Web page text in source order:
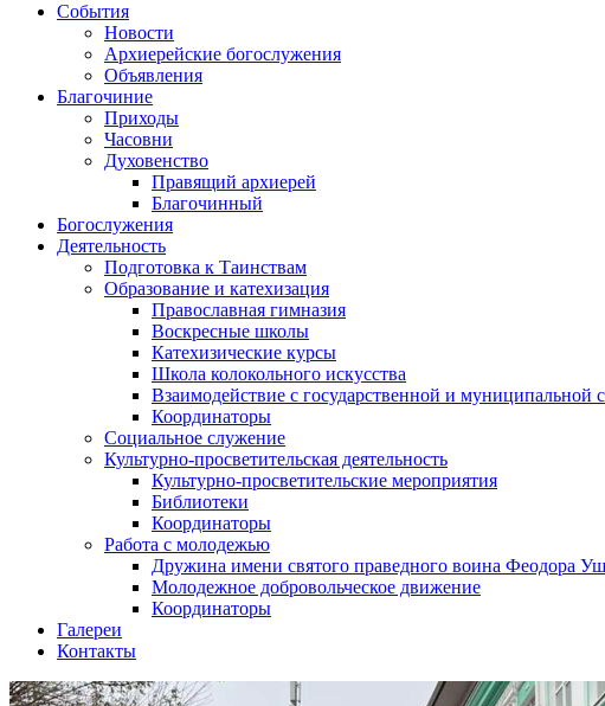
События
Новости
Архиерейские богослужения
Объявления
Благочиние
Приходы
Часовни
Духовенство
Правящий архиерей
Благочинный
Богослужения
Деятельность
Подготовка к Таинствам
Образование и катехизация
Православная гимназия
Воскресные школы
Катехизические курсы
Школа колокольного искусства
Взаимодействие с государственной и муниципальной
Координаторы
Социальное служение
Культурно-просветительская деятельность
Культурно-просветительские мероприятия
Библиотеки
Координаторы
Работа с молодежью
Дружина имени святого праведного воина Феодора
Молодежное добровольческое движение
Координаторы
Галереи
Контакты